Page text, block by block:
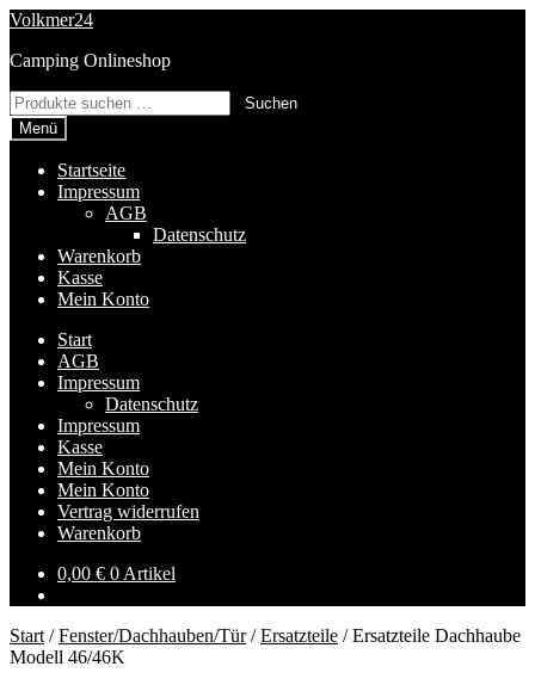
Zur
springen
Zum
springen
Volkmer24
Camping Onlineshop
Suchen
nach:
Suchen
Menü
Startseite
Impressum
AGB
Datenschutz
Warenkorb
Kasse
Mein Konto
Start
AGB
Impressum
Datenschutz
Impressum
Kasse
Mein Konto
Mein Konto
Vertrag widerrufen
Warenkorb
0,00 € 0 Artikel
Start /Fenster/Dachhauben/Tür/Ersatzteile /Ersatzteile Dachhaube
Modell 46/46K